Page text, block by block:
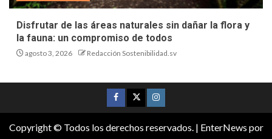
Disfrutar de las áreas naturales sin dañar la flora y
la fauna: un compromiso de todos
agosto 3, 2026 Redacción Sostenibilidad.sv
Copyright © Todos los derechos reservados. | EnterNews por